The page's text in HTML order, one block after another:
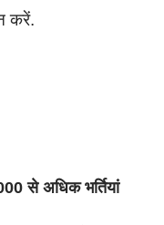
करें.
से अधिक भर्तियां